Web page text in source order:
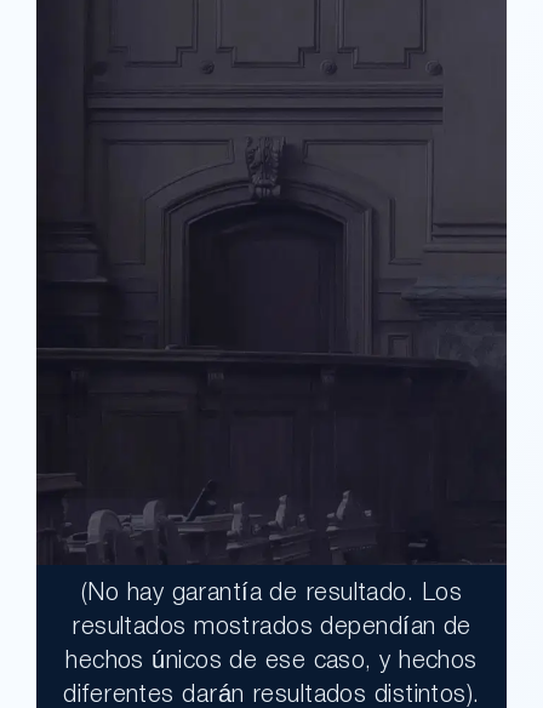
$17,900,000.00
Un jurado declaró al Condado de Los
(No hay garantía de resultado. Los
resultados mostrados dependían de
hechos únicos de ese caso, y hechos
diferentes darán resultados distintos).